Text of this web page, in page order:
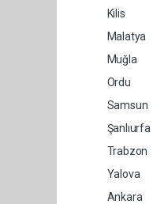
Kilis
Malatya
Muğla
Ordu
Samsun
Şanlıurfa
Trabzon
Yalova
Ankara